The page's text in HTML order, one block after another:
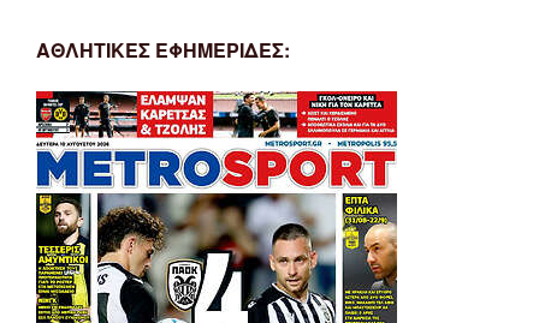
ΑΘΛΗΤΙΚΕΣ ΕΦΗΜΕΡΙΔΕΣ: